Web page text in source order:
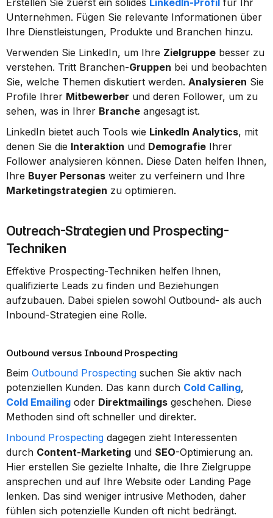
Erstellen Sie zuerst ein solides LinkedIn-Profil für Ihr
Unternehmen. Fügen Sie relevante Informationen über
Ihre Dienstleistungen, Produkte und Branchen hinzu.
Verwenden Sie LinkedIn, um Ihre Zielgruppe besser zu
verstehen. Tritt Branchen-Gruppen bei und beobachten
Sie, welche Themen diskutiert werden. Analysieren Sie
Profile Ihrer Mitbewerber und deren Follower, um zu
sehen, was in Ihrer Branche angesagt ist.
LinkedIn bietet auch Tools wie LinkedIn Analytics, mit
denen Sie die Interaktion und Demografie Ihrer
Follower analysieren können. Diese Daten helfen Ihnen,
Ihre Buyer Personas
Marketingstrategien zu optimieren.
Outreach-Strategien und Prospecting-
Techniken
Effektive Prospecting-Techniken helfen Ihnen,
qualifizierte Leads zu finden und Beziehungen
aufzubauen. Dabei spielen sowohl Outbound- als auch
Inbound-Strategien eine Rolle.
Outbound versus Inbound Prospecting
Beim Outbound Prospecting suchen Sie aktiv nach
potenziellen Kunden. Das kann durch Cold Calling
Cold Emailing oder Direktmailings geschehen. Diese
Methoden sind oft schneller und direkter.
Inbound Prospecting dagegen zieht Interessenten
durch Content-Marketing und SEO-Optimierung an.
Hier erstellen Sie gezielte Inhalte, die Ihre Zielgruppe
ansprechen und auf Ihre Website oder Landing Page
lenken. Das sind weniger intrusive Methoden, daher
fühlen sich potenzielle Kunden oft nicht bedrängt.